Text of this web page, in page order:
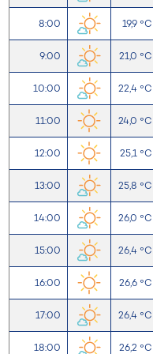
8:00 19,9 °C
9:00 21,0 °C
10:00 22,4 °C
11:00 24,0 °C
12:00 25,1 °C
13:00 25,8 °C
14:00 26,0 °C
15:00 26,4 °C
16:00 26,6 °C
17:00 26,4 °C
18:00 26,2 °C